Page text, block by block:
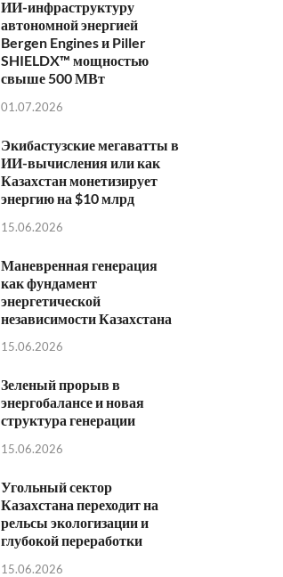
ИИ-инфраструктуру
автономной энергией
Bergen Engines и Piller
SHIELDX™ мощностью
свыше 500 МВт
01.07.2026
Экибастузские мегаватты в
ИИ-вычисления или как
Казахстан монетизирует
энергию на $10 млрд
15.06.2026
Маневренная генерация
как фундамент
энергетической
независимости Казахстана
15.06.2026
Зеленый прорыв в
энергобалансе и новая
структура генерации
15.06.2026
Угольный сектор
Казахстана переходит на
рельсы экологизации и
глубокой переработки
15.06.2026